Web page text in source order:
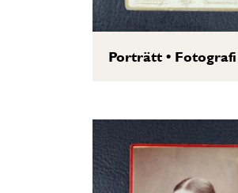
Porträtt• Fotografi